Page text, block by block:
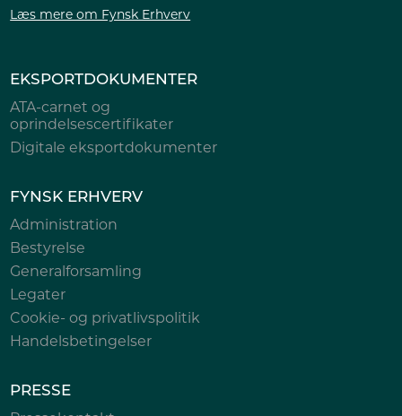
Læs mere om Fynsk Erhverv
EKSPORTDOKUMENTER
ATA-carnet og
oprindelsescertifikater
Digitale eksportdokumenter
FYNSK ERHVERV
Administration
Bestyrelse
Generalforsamling
Legater
Cookie- og privatlivspolitik
Handelsbetingelser
PRESSE